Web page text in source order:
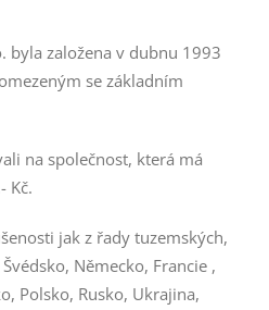
byla založena v dubnu 1993
se základním
na společnost, která má
Kč.
jak z řady tuzemských,
Německo, Francie ,
Polsko, Rusko, Ukrajina,